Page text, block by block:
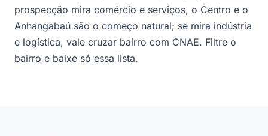
prospecção mira comércio e serviços, o Centro e o
Anhangabaú são o começo natural; se mira indústria
e logística, vale cruzar bairro com CNAE. Filtre o
bairro e baixe só essa lista.